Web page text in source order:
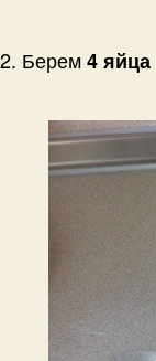
2. Берем4 яйца